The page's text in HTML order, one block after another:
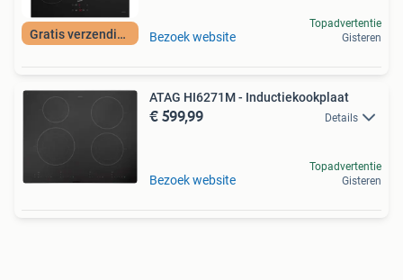
Gratis verzending Bezoek website
Topadvertentie
Gisteren
ATAG HI6271M - Inductiekookplaat
€ 599,99 Details
Bezoek website
Topadvertentie
Gisteren